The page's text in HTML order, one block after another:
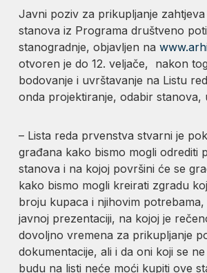
Javni poziv za prikupljanje
stanova iz Programa društveno
stanogradnje, objavljen na
otvoren je do 12. veljače, nakon
bodovanje i uvrštavanje na Listu
onda projektiranje, odabir stanova,
– Lista reda prvenstva stvarni je
građana kako bismo mogli odrediti
stanova i na kojoj površini će se
kako bismo mogli kreirati zgradu
broju kupaca i njihovim
javnoj prezentaciji, na kojoj je
dovoljno vremena za prikupljanje
dokumentacije, ali i da oni koji se
budu na listi neće moći kupiti ove